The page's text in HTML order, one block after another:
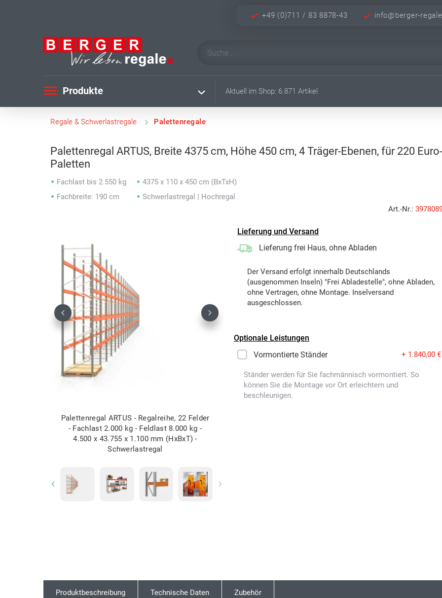
+49 (0)711 / 83 8878-43 info@berger-
Produkte Aktuell im Shop: 6.871 Artikel
Regale & Schwerlastregale Palettenregale
Palettenregal ARTUS, Breite 4375 cm, Höhe 450 cm, 4 Träger-Ebenen, für 220 Euro-
Paletten
Fachlast bis 2.550 kg
Fachbreite: 190 cm
4375 x 110 x 450 cm (BxTxH)
Schwerlastregal | Hochregal
Art.-Nr.:
Palettenregal ARTUS - Regalreihe, 22 Felder
- Fachlast 2.000 kg - Feldlast 8.000 kg -
4.500 x 43.755 x 1.100 mm (HxBxT) -
Schwerlastregal
Previous Next
Previous Next
Lieferung und Versand
Lieferung frei Haus, ohne Abladen
Der Versand erfolgt innerhalb Deutschlands
(ausgenommen Inseln) "Frei Abladestelle", ohne Abladen,
ohne Vertragen, ohne Montage. Inselversand
ausgeschlossen.
Optionale Leistungen
Vormontierte Ständer
+ 1.840,00 €
Ständer werden für Sie fachmännisch vormontiert. So
können Sie die Montage vor Ort erleichtern und
beschleunigen.
Produktbeschreibung Technische Daten Zubehör